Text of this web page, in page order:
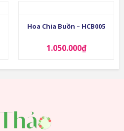
Hoa Chia Buồn – HCB005
1.050.000₫